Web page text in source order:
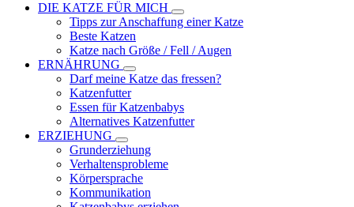
DIE KATZE FÜR MICH
Tipps zur Anschaffung einer Katze
Beste Katzen
Katze nach Größe / Fell / Augen
ERNÄHRUNG
Darf meine Katze das fressen?
Katzenfutter
Essen für Katzenbabys
Alternatives Katzenfutter
ERZIEHUNG
Grunderziehung
Verhaltensprobleme
Körpersprache
Kommunikation